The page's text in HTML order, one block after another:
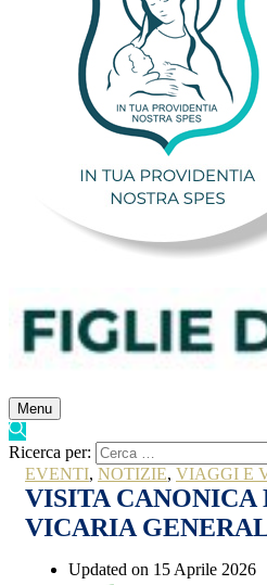
Menu
Ricerca per:
EVENTI, NOTIZIE, VIAGGI E
VISITA CANONICA
VICARIA
Updated on 15 Aprile 2026